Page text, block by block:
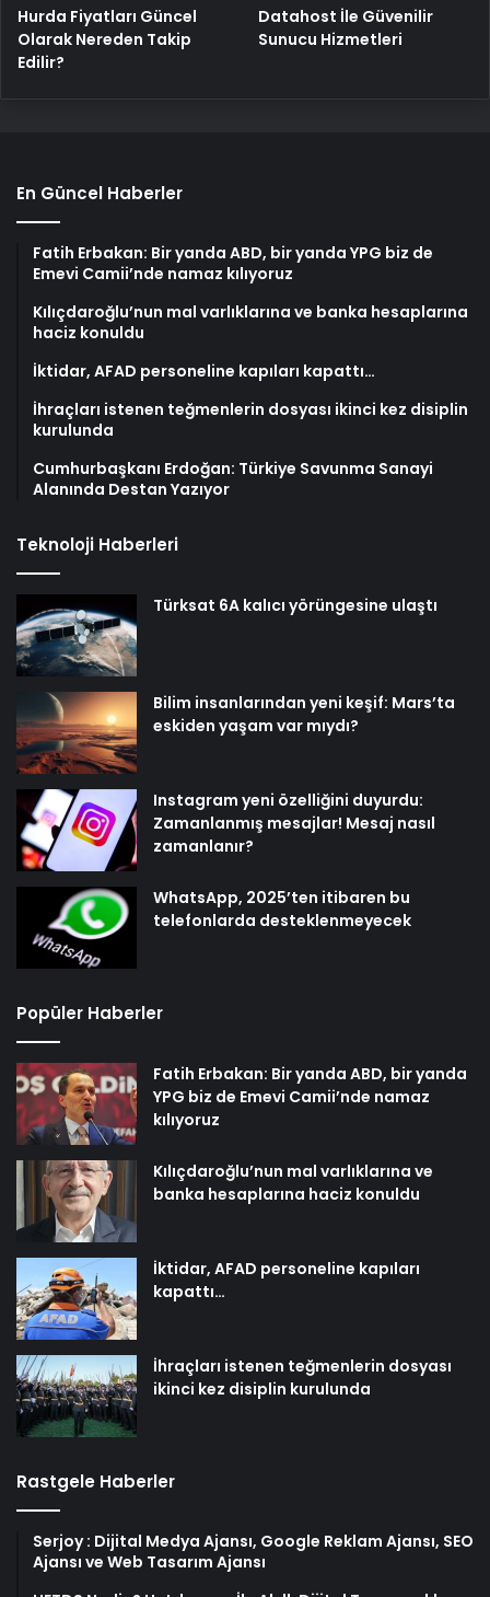
Hurda Fiyatları Güncel
Olarak Nereden Takip
Edilir?
Datahost İle Güvenilir
Sunucu Hizmetleri
En Güncel Haberler
Fatih Erbakan: Bir yanda ABD, bir yanda YPG biz de
Emevi Camii’nde namaz kılıyoruz
Kılıçdaroğlu’nun mal varlıklarına ve banka hesaplarına
haciz konuldu
İktidar, AFAD personeline kapıları kapattı…
İhraçları istenen teğmenlerin dosyası ikinci kez disiplin
kurulunda
Cumhurbaşkanı Erdoğan: Türkiye Savunma Sanayi
Alanında Destan Yazıyor
Teknoloji Haberleri
Türksat 6A kalıcı yörüngesine ulaştı
Bilim insanlarından yeni keşif: Mars’ta
eskiden yaşam var mıydı?
Instagram yeni özelliğini duyurdu:
Zamanlanmış mesajlar! Mesaj nasıl
zamanlanır?
WhatsApp, 2025’ten itibaren bu
telefonlarda desteklenmeyecek
Popüler Haberler
Fatih Erbakan: Bir yanda ABD, bir yanda
YPG biz de Emevi Camii’nde namaz
kılıyoruz
Kılıçdaroğlu’nun mal varlıklarına ve
banka hesaplarına haciz konuldu
İktidar, AFAD personeline kapıları
kapattı…
İhraçları istenen teğmenlerin dosyası
ikinci kez disiplin kurulunda
Rastgele Haberler
Serjoy : Dijital Medya Ajansı, Google Reklam Ajansı, SEO
Ajansı ve Web Tasarım Ajansı